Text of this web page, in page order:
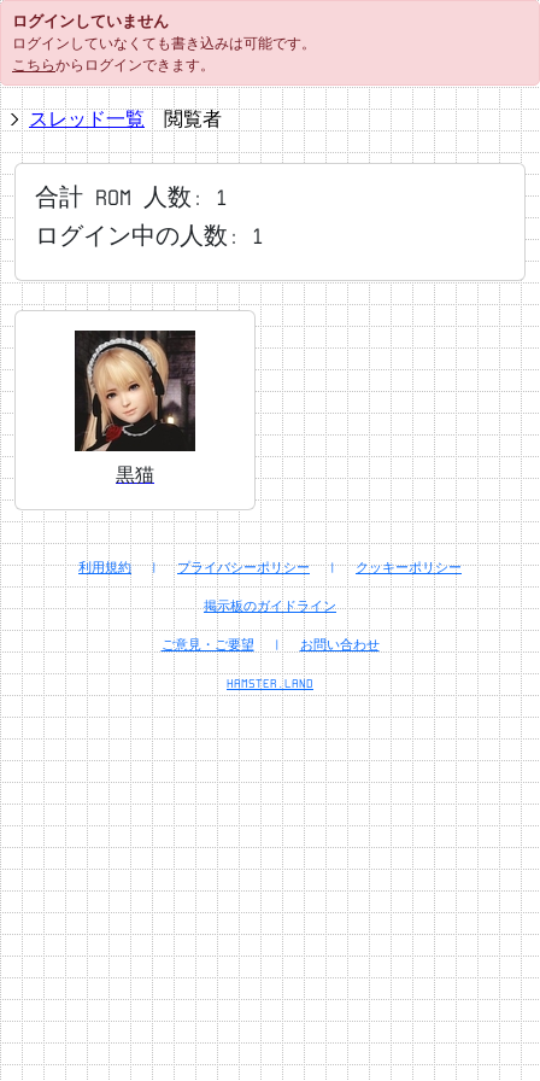
ログインしていません
ログインしていなくても書き込みは可能です。
こちらからログインできます。
スレッド一覧 閲覧者
合計 ROM 人数: 1
ログイン中の人数: 1
黒猫
利用規約 | プライバシーポリシー | クッキーポリシー
掲示板のガイドライン
ご意見・ご要望 | お問い合わせ
HAMSTER.LAND